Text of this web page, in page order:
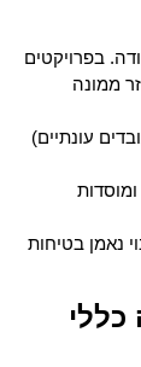
בפרויקטים
ממונה
עובדים עונתיים)
נאמן בטיחות
כללי